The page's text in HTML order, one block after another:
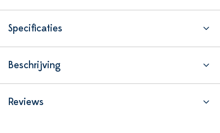
Specificaties
Beschrijving
Reviews